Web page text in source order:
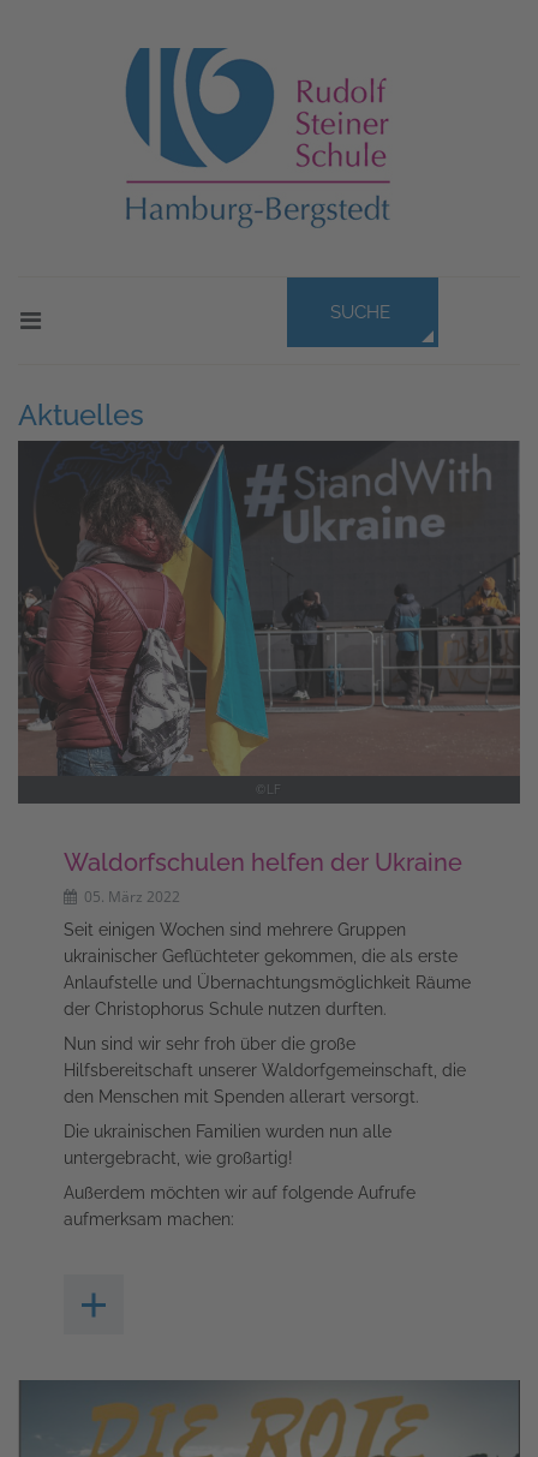
SUCHE
Aktuelles
©LF
Waldorfschulen helfen der Ukraine
05. März 2022
Seit einigen Wochen sind mehrere Gruppen
ukrainischer Geflüchteter gekommen, die als erste
Anlaufstelle und Übernachtungsmöglichkeit Räume
der Christophorus Schule nutzen durften.
Nun sind wir sehr froh über die große
Hilfsbereitschaft unserer Waldorfgemeinschaft, die
den Menschen mit Spenden allerart versorgt.
Die ukrainischen Familien wurden nun alle
untergebracht, wie großartig!
Außerdem möchten wir auf folgende Aufrufe
aufmerksam machen: